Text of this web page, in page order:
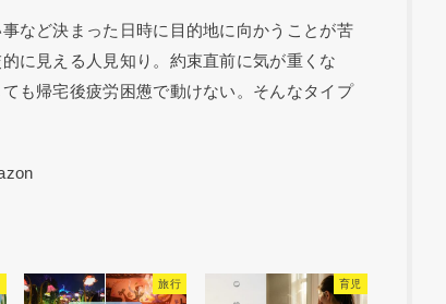
など決まった日時に目的地に向かうことが苦
に見える人見知り。約束直前に気が重くな
も帰宅後疲労困憊で動けない。そんなタイプ
旅行 育児